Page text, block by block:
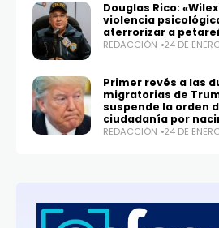
Douglas Rico:
violencia
aterrorizar a
REDACCIÓN 24 DE
Primer revés a las
migratorias de
suspende la orden
ciudadanía por
REDACCIÓN 24 DE